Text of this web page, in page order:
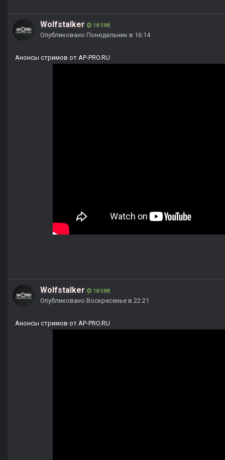
Wolfstalker 18 588
Опубликовано Понедельник в 16:14
Анонсы стримов от AP-PRO.RU
Wolfstalker 18 588
Опубликовано Воскресенье в 22:21
Анонсы стримов от AP-PRO.RU